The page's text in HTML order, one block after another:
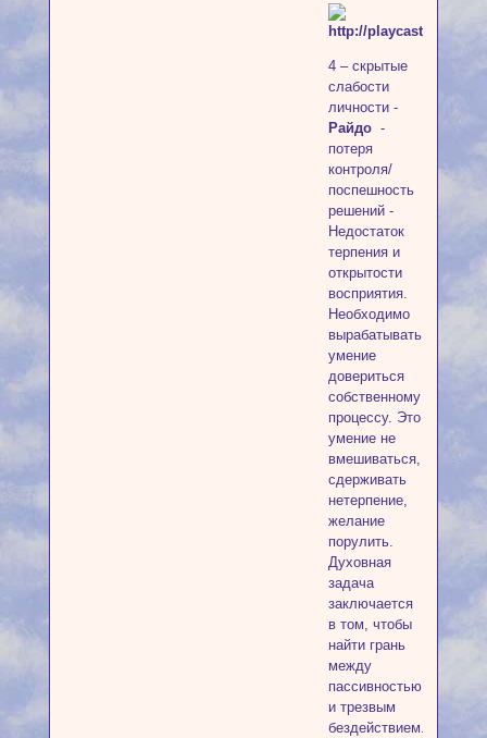
4 – скрытые
слабости
личности -
Райдо-
потеря
контроля/
поспешность
решений -
Недостаток
терпения и
открытости
восприятия.
Необходимо
вырабатывать
умение
довериться
собственному
процессу. Это
умение не
вмешиваться,
сдерживать
нетерпение,
желание
порулить.
Духовная
задача
заключается
в том, чтобы
найти грань
между
пассивностью
и трезвым
бездействием.